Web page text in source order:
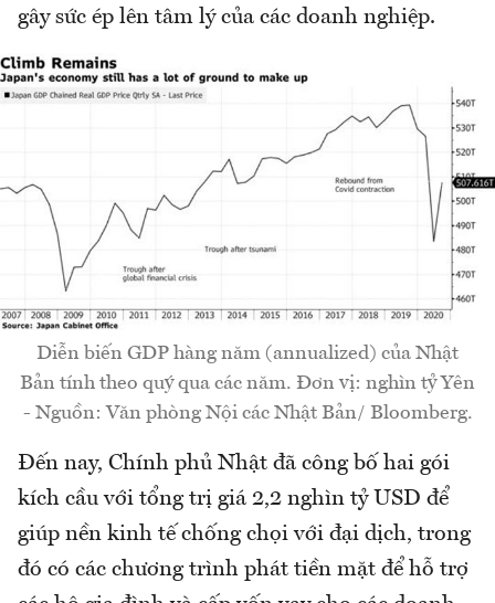
gây sức ép lên tâm lý của các doanh nghiệp.
Diễn biến GDP hàng năm (annualized) của Nhật
Bản tính theo quý qua các năm. Đơn vị: nghìn tỷ Yên
- Nguồn: Văn phòng Nội các Nhật Bản/ Bloomberg.
Đến nay, Chính phủ Nhật đã công bố hai gói
kích cầu với tổng trị giá 2,2 nghìn tỷ USD để
giúp nền kinh tế chống chọi với đại dịch, trong
đó có các chương trình phát tiền mặt để hỗ trợ